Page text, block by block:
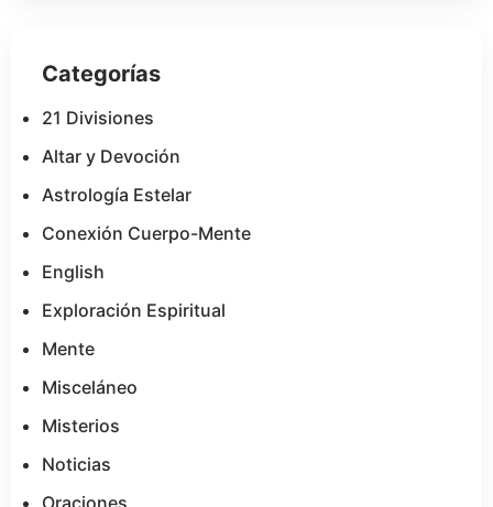
Categorías
21 Divisiones
Altar y Devoción
Astrología Estelar
Conexión Cuerpo-Mente
English
Exploración Espiritual
Mente
Misceláneo
Misterios
Noticias
Oraciones